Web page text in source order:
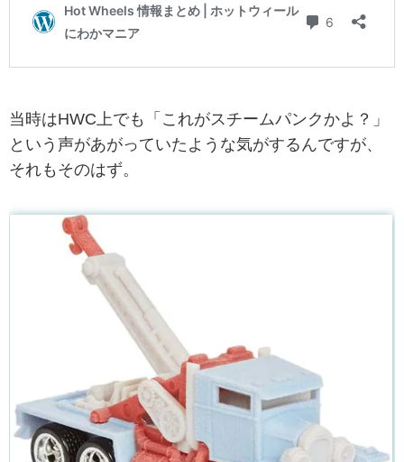
当時はHWC上でも「これがスチームパンクかよ？」
という声があがっていたような気がするんですが、
それもそのはず。